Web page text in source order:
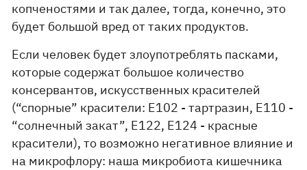
копченостями и так далее, тогда, конечно, это
будет большой вред от таких продуктов.
Если человек будет злоупотреблять пасками,
которые содержат большое количество
консервантов, искусственных красителей
(“спорные” красители: E102 - тартразин, E110 -
“солнечный закат”, E122, E124 - красные
красители), то возможно негативное влияние и
на микрофлору: наша микробиота кишечника